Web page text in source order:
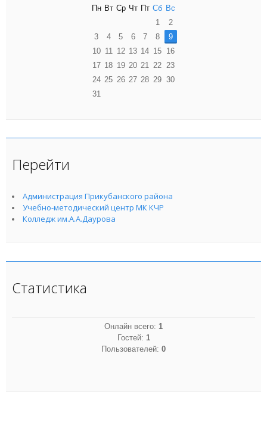
Пн Вт Ср Чт Пт Сб Вс
1
2
3
4 5 6 7 8
9
10 11 12 13 14 15 16
17 18 19 20 21 22 23
24 25 26 27 28 29 30
31
Перейти
Администрация Прикубанского района
Учебно-методический центр МК КЧР
Колледж им.А.А.Даурова
Статистика
Онлайн всего: 1
Гостей: 1
Пользователей: 0